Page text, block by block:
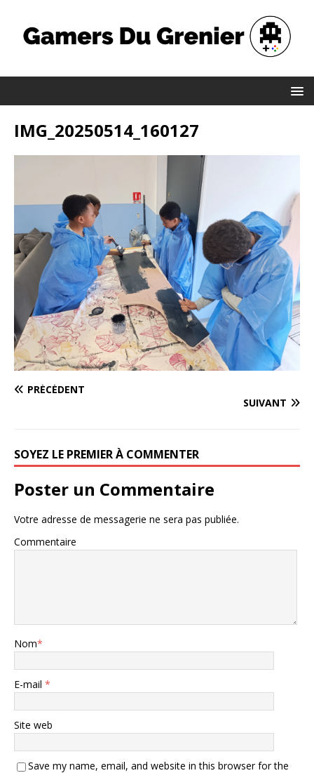
IMG_20250514_160127
PRÉCÉDENT
SUIVANT
SOYEZ LE PREMIER À COMMENTER
Poster un Commentaire
Votre adresse de messagerie ne sera pas publiée.
Commentaire
Nom*
E-mail *
Site web
Save my name, email, and website in this browser for the